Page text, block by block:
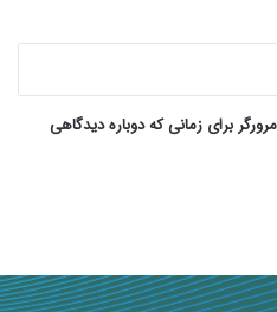
برای زمانی که دوباره دیدگاهی